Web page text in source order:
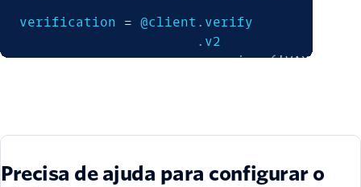
verification = @client . verify
. v2
.services(
puts verification.sid
Precisa de ajuda para configurar o